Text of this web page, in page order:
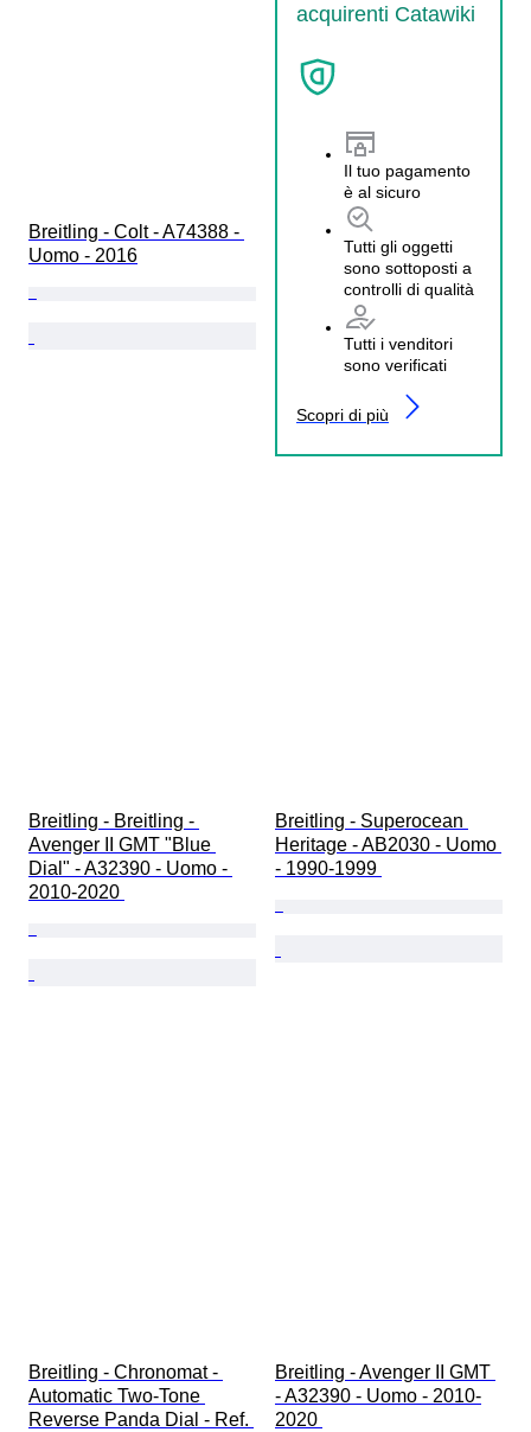
acquirenti Catawiki
Il tuo pagamento
è al sicuro
Tutti gli oggetti
sono sottoposti a
controlli di qualità
Tutti i venditori
sono verificati
Scopri di più
Breitling - Colt - A74388 -
Uomo - 2016
Breitling - Breitling -
Avenger II GMT "Blue
Dial" - A32390 - Uomo -
2010-2020
Breitling - Superocean
Heritage - AB2030 - Uomo
- 1990-1999
Breitling - Chronomat -
Automatic Two-Tone
Reverse Panda Dial - Ref.
Breitling - Avenger II GMT
- A32390 - Uomo - 2010-
2020